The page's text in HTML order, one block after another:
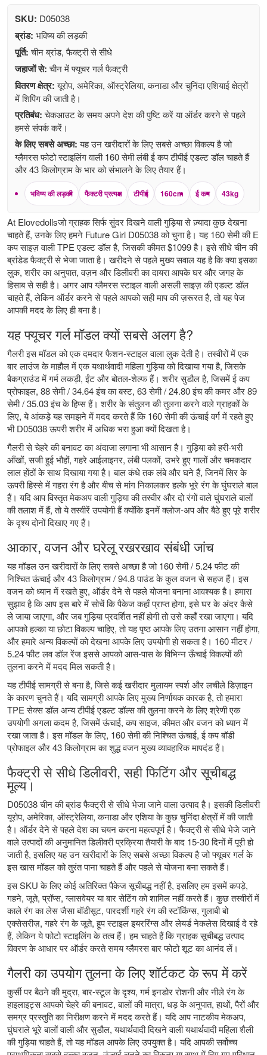
SKU: D05038
ब्रांड: भविष्य की लड़की
पूर्ति:चीन ब्रांड, फैक्ट्री से सीधे
जहाजों से:चीन में फ्यूचर गर्ल फैक्ट्री
वितरण क्षेत्र:यूरोप, अमेरिका, ऑस्ट्रेलिया, कनाडा और चुनिंदा एशियाई क्षेत्रों
में शिपिंग की जाती है।
प्रतिबंध:चेकआउट के समय अपने देश की पुष्टि करें या ऑर्डर करने से पहले
हमसे संपर्क करें।
के लिए सबसे अच्छा:यह उन खरीदारों के लिए सबसे अच्छा विकल्प है जो
ग्लैमरस फोटो स्टाइलिंग वाली 160 सेमी लंबी ई कप टीपीई एडल्ट डॉल चाहते हैं
और 43 किलोग्राम के भार को संभालने के लिए तैयार हैं।
भविष्य की लड़की फैक्टरी प्रत्यक्ष टीपीई 160cm ई कप 43kg
At Elovedollsजो ग्राहक सिर्फ सुंदर दिखने वाली गुड़िया से ज़्यादा कुछ देखना
चाहते हैं, उनके लिए हमने Future Girl D05038 को चुना है। यह 160 सेमी की E
कप साइज़ वाली TPE एडल्ट डॉल है, जिसकी कीमत $1099 है। इसे सीधे चीन की
ब्रांडेड फैक्ट्री से भेजा जाता है। खरीदने से पहले मुख्य सवाल यह है कि क्या इसका
लुक, शरीर का अनुपात, वज़न और डिलीवरी का दायरा आपके घर और जगह के
हिसाब से सही है। अगर आप ग्लैमरस स्टाइल वाली असली साइज़ की एडल्ट डॉल
चाहते हैं, लेकिन ऑर्डर करने से पहले आपको सही माप की ज़रूरत है, तो यह पेज
आपकी मदद के लिए ही बना है।
यह फ्यूचर गर्ल मॉडल क्यों सबसे अलग है?
गैलरी इस मॉडल को एक दमदार फैशन-स्टाइल वाला लुक देती है। तस्वीरों में एक
बार लाउंज के माहौल में एक यथार्थवादी महिला गुड़िया को दिखाया गया है, जिसके
बैकग्राउंड में गर्म लकड़ी, ईंट और बोतल-शेल्फ हैं। शरीर सुडौल है, जिसमें ई कप
प्रोफाइल, 88 सेमी / 34.64 इंच का बस्ट, 63 सेमी / 24.80 इंच की कमर और 89
सेमी / 35.03 इंच के हिप्स हैं। शरीर के संतुलन की तुलना करने वाले ग्राहकों के
लिए, ये आंकड़े यह समझने में मदद करते हैं कि 160 सेमी की ऊंचाई वर्ग में रहते हुए
भी D05038 ऊपरी शरीर में अधिक भरा हुआ क्यों दिखता है।
गैलरी से चेहरे की बनावट का अंदाजा लगाना भी आसान है। गुड़िया को हरी-भरी
आँखों, सजी हुई भौहों, गहरे आईलाइनर, लंबी पलकों, उभरे हुए गालों और चमकदार
लाल होंठों के साथ दिखाया गया है। बाल कंधे तक लंबे और घने हैं, जिनमें सिर के
ऊपरी हिस्से में गहरा रंग है और बीच से मांग निकालकर हल्के भूरे रंग के घुंघराले बाल
हैं। यदि आप विस्तृत मेकअप वाली गुड़िया की तस्वीर और दो रंगों वाले घुंघराले बालों
की तलाश में हैं, तो ये तस्वीरें उपयोगी हैं क्योंकि इनमें क्लोज-अप और बैठे हुए पूरे शरीर
के दृश्य दोनों दिखाए गए हैं।
आकार, वजन और घरेलू रखरखाव संबंधी जांच
यह मॉडल उन खरीदारों के लिए सबसे अच्छा है जो 160 सेमी / 5.24 फीट की
निश्चित ऊंचाई और 43 किलोग्राम / 94.8 पाउंड के कुल वजन से सहज हैं। इस
वजन को ध्यान में रखते हुए, ऑर्डर देने से पहले योजना बनाना आवश्यक है। हमारा
सुझाव है कि आप इस बारे में सोचें कि पैकेज कहाँ प्राप्त होगा, इसे घर के अंदर कैसे
ले जाया जाएगा, और जब गुड़िया प्रदर्शित नहीं होगी तो उसे कहाँ रखा जाएगा। यदि
आपको हल्का या छोटा विकल्प चाहिए, तो यह पृष्ठ आपके लिए उतना आसान नहीं होगा,
और हमारे अन्य विकल्पों को देखना आपके लिए उपयोगी हो सकता है। 160 मीटर /
5.24 फीट लव डॉल रेंजइससे आपको आस-पास के विभिन्न ऊँचाई विकल्पों की
तुलना करने में मदद मिल सकती है।
यह टीपीई सामग्री से बना है, जिसे कई खरीदार मुलायम स्पर्श और लचीले डिज़ाइन
के कारण चुनते हैं। यदि सामग्री आपके लिए मुख्य निर्णायक कारक है, तो हमारा
TPE सेक्स डॉलअन्य टीपीई एडल्ट डॉल्स की तुलना करने के लिए श्रेणी एक
उपयोगी अगला कदम है, जिसमें ऊंचाई, कप साइज, कीमत और वजन को ध्यान में
रखा जाता है। इस मॉडल के लिए, 160 सेमी की निश्चित ऊंचाई, ई कप बॉडी
प्रोफाइल और 43 किलोग्राम का शुद्ध वजन मुख्य व्यावहारिक मापदंड हैं।
फैक्ट्री से सीधे डिलीवरी, सही फिटिंग और सूचीबद्ध
मूल्य।
D05038 चीन की ब्रांड फैक्ट्री से सीधे भेजा जाने वाला उत्पाद है। इसकी डिलीवरी
यूरोप, अमेरिका, ऑस्ट्रेलिया, कनाडा और एशिया के कुछ चुनिंदा क्षेत्रों में की जाती
है। ऑर्डर देने से पहले देश का चयन करना महत्वपूर्ण है। फैक्ट्री से सीधे भेजे जाने
वाले उत्पादों की अनुमानित डिलीवरी प्रक्रिया तैयारी के बाद 15-30 दिनों में पूरी हो
जाती है, इसलिए यह उन खरीदारों के लिए सबसे अच्छा विकल्प है जो फ्यूचर गर्ल के
इस खास मॉडल को तुरंत पाना चाहते हैं और पहले से योजना बना सकते हैं।
इस SKU के लिए कोई अतिरिक्त पैकेज सूचीबद्ध नहीं है, इसलिए हम इसमें कपड़े,
गहने, जूते, प्रॉप्स, ग्लासवेयर या बार सेटिंग को शामिल नहीं करते हैं। कुछ तस्वीरों में
काले रंग का लेस जैसा बॉडीसूट, पारदर्शी गहरे रंग की स्टॉकिंग्स, गुलाबी बो
एक्सेसरीज़, गहरे रंग के जूते, हूप स्टाइल इयररिंग्स और लेयर्ड नेकलेस दिखाई दे रहे
हैं, लेकिन ये फोटो स्टाइलिंग के तत्व हैं। हम चाहते हैं कि ग्राहक सूचीबद्ध उत्पाद
विवरण के आधार पर ऑर्डर करते समय ग्लैमरस बार फोटो शूट का आनंद लें।
गैलरी का उपयोग तुलना के लिए शॉर्टकट के रूप में करें
कुर्सी पर बैठने की मुद्रा, बार-स्टूल के दृश्य, गर्म इनडोर रोशनी और नीले रंग के
हाइलाइट्स आपको चेहरे की बनावट, बालों की मात्रा, धड़ के अनुपात, हाथों, पैरों और
समग्र प्रस्तुति का निरीक्षण करने में मदद करते हैं। यदि आप नाटकीय मेकअप,
घुंघराले भूरे बालों वाली और सुडौल, यथार्थवादी दिखने वाली यथार्थवादी महिला शैली
की गुड़िया चाहते हैं, तो यह मॉडल आपके लिए उपयुक्त है। यदि आपकी सर्वोच्च